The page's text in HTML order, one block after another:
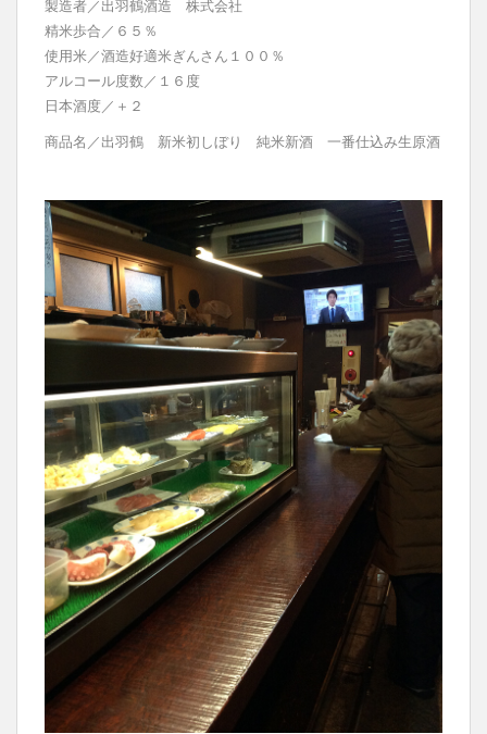
製造者／出羽鶴酒造 株式会社
精米歩合／６５％
使用米／酒造好適米ぎんさん１００％
アルコール度数／１６度
日本酒度／＋２
商品名／出羽鶴 新米初しぼり 純米新酒 一番仕込み生原酒